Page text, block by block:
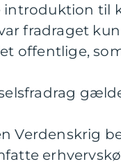
introduktion til
fradraget
offentlige,
Verdenskrig